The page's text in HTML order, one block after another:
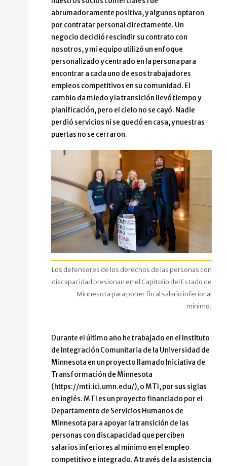
abrumadoramente positiva, y algunos optaron
por contratar personal directamente. Un
negocio decidió rescindir su contrato con
nosotros, y mi equipo utilizó un enfoque
personalizado y centrado en la persona para
encontrar a cada uno de esos trabajadores
empleos competitivos en su comunidad. El
cambio da miedo y la transición llevó tiempo y
planificación, pero el cielo no se cayó. Nadie
perdió servicios ni se quedó en casa, y nuestras
puertas no se cerraron.
Los defensores de los derechos de las personas con
discapacidad presionan en el Capitolio del Estado de
Minnesota para poner fin al salario inferior al
mínimo.
Durante el último año he trabajado en el Instituto
de Integración Comunitaria de la Universidad de
Minnesota en un proyecto llamado Iniciativa de
Transformación de Minnesota
(https://mti.ici.umn.edu/), o MTI, por sus siglas
en inglés. MTI es un proyecto financiado por el
Departamento de Servicios Humanos de
Minnesota para apoyar la transición de las
personas con discapacidad que perciben
salarios inferiores al mínimo en el empleo
competitivo e integrado. A través de la asistencia